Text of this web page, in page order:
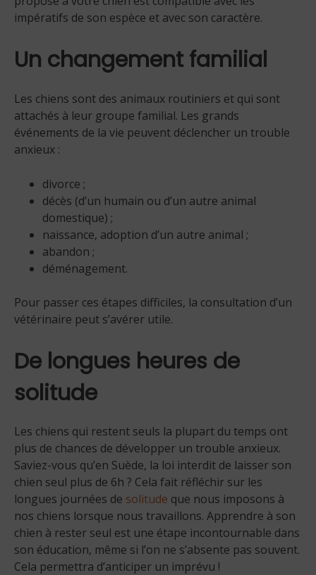
impératifs de son espèce et avec son caractère.
Un changement familial
Les chiens sont des animaux routiniers et qui sont
attachés à leur groupe familial. Les grands
événements de la vie peuvent déclencher un trouble
anxieux :
divorce ;
décès (d’un humain ou d’un autre animal
domestique) ;
naissance, adoption d’un autre animal ;
abandon ;
déménagement.
Pour passer ces étapes difficiles, la consultation d’un
vétérinaire peut s’avérer utile.
De longues heures de
solitude
Les chiens qui restent seuls la plupart du temps ont
plus de chances de développer un trouble anxieux.
Saviez-vous qu’en Suède, la loi interdit de laisser son
chien seul plus de 6h ? Cela fait réfléchir sur les
longues journées de solitude que nous imposons à
nos chiens lorsque nous travaillons. Apprendre à son
chien à rester seul est une étape incontournable dans
son éducation, même si l’on ne s’absente pas souvent.
Cela permettra d’anticiper un imprévu !